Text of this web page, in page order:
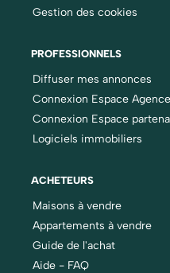
Gestion des cookies
PROFESSIONNELS
Diffuser mes annonces
Connexion Espace Agence
Connexion Espace
Logiciels immobiliers
ACHETEURS
Maisons à vendre
Appartements à vendre
Guide de l'achat
Aide - FAQ